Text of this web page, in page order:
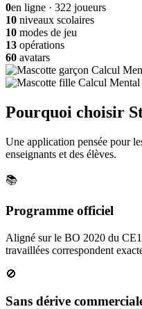
0en ligne · 322 joueurs
10 niveaux scolaires
10 modes de jeu
13 opérations
60 avatars
Pourquoi choisir
Une application pensée pour
enseignants et des élèves.
📚
Programme officiel
Aligné sur le BO 2020 du
travaillées correspondent
🚫
Sans dérive